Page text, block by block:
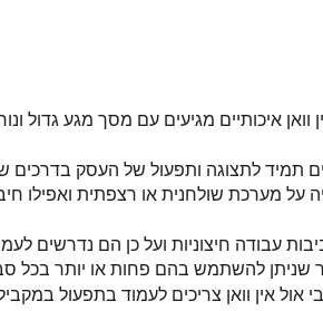
שניתן להשתמש בהם פחות או יותר בכל